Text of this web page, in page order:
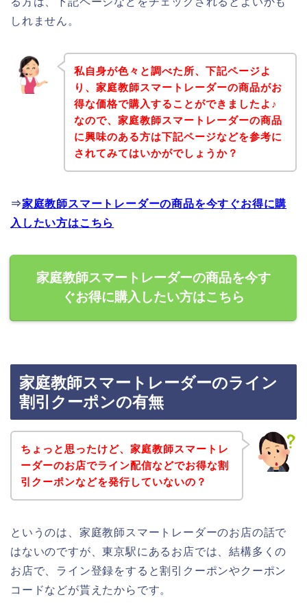
しれません。
私自身が色々と調べた所、下記ページよ
り、家庭教師スマートレーダーの商品がお
得な価格で購入することができましたよ♪
なので、家庭教師スマートレーダーの商品
に興味のある方は下記ページなどを参考に
されてみてはいかがでしょうか？
⇒家庭教師スマートレーダーの商品を今すぐお得に購
入したい方はこちら
家庭教師スマートレーダーの商品を今す
ぐお得に購入したい方はこちら
家庭教師スマートレーダーのライン
割引クーポンの有無
ちょっと思ったけど、家庭教師スマートレ
ーダーのお店でライン配信などでお得な割
引クーポンなどを発行していないの？
というのは、家庭教師スマートレーダーのお店の話で
はないのですが、東京駅にあるお店では、結構多くの
お店で、ライン登録をすると割引クーポンやクーポン
コードなどが貰えたからです。